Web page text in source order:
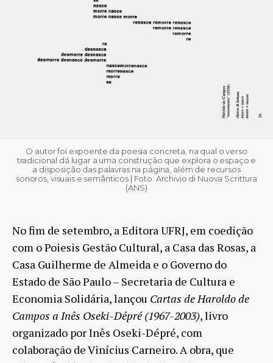
O autor foi expoente da poesia concreta, na qual o verso
tradicional dá lugar a uma construção que explora o espaço e
a disposição das palavras na página, além de recursos
sonoros, visuais e semânticos | Foto: Archivio di Nuova Scrittura
(ANS)
No fim de setembro, a Editora UFRJ, em coedição
com o Poiesis Gestão Cultural, a Casa das Rosas, a
Casa Guilherme de Almeida e o Governo do
Estado de São Paulo – Secretaria de Cultura e
Economia Solidária, lançou Cartas de Haroldo de
Campos a Inês Oseki-Dépré (1967-2003), livro
organizado por Inês Oseki-Dépré, com
colaboração de Vinícius Carneiro. A obra, que